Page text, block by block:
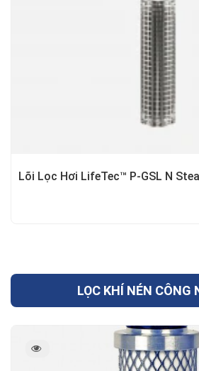
Lõi Lọc Hơi LifeTec™ P-GSL N
LỌC KHÍ NÉN CÔNG